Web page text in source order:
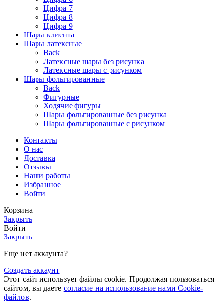
Цифра 7
Цифра 8
Цифра 9
Шары клиента
Шары латексные
Back
Латексные шары без рисунка
Латексные шары с рисунком
Шары фольгированные
Back
Фигурные
Ходячие фигуры
Шары фольгированные без рисунка
Шары фольгированные с рисунком
Контакты
О нас
Доставка
Отзывы
Наши работы
Избранное
Войти
Корзина
Закрыть
Войти
Закрыть
Еще нет аккаунта?
Создать аккаунт
Этот сайт использует файлы cookie. Продолжая пользоваться
сайтом, вы даете согласие на использование нами Cookie-
файлов.